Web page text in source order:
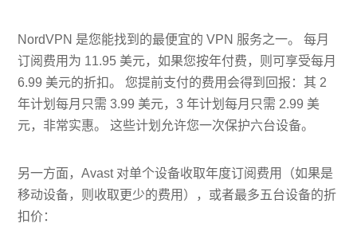
NordVPN 是您能找到的最便宜的 VPN 服务之一。 每月
订阅费用为 11.95 美元，如果您按年付费，则可享受每月
6.99 美元的折扣。 您提前支付的费用会得到回报：其 2
年计划每月只需 3.99 美元，3 年计划每月只需 2.99 美
元，非常实惠。 这些计划允许您一次保护六台设备。
另一方面，Avast 对单个设备收取年度订阅费用（如果是
移动设备，则收取更少的费用），或者最多五台设备的折
扣价：